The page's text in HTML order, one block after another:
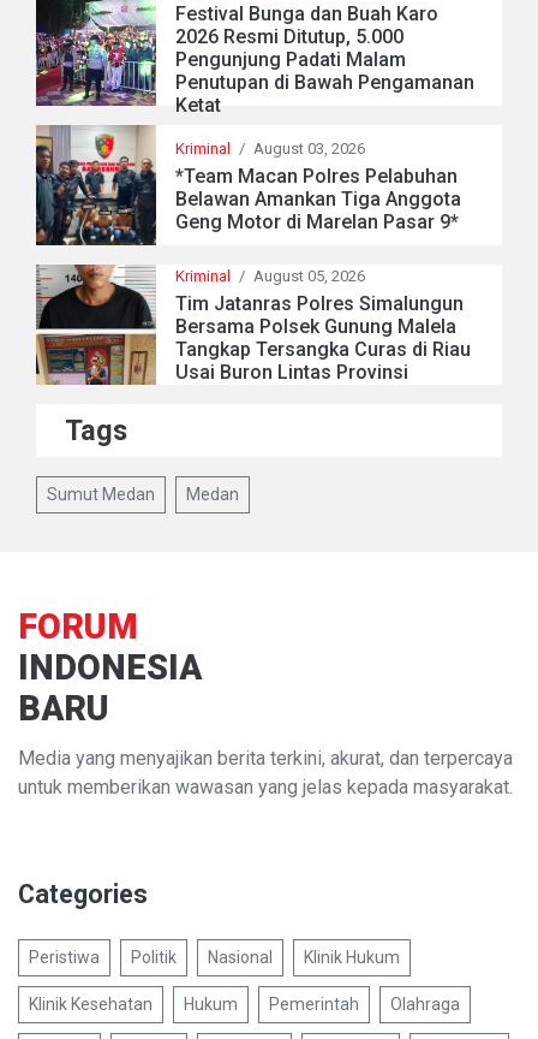
Festival Bunga dan Buah Karo
2026 Resmi Ditutup, 5.000
Pengunjung Padati Malam
Penutupan di Bawah Pengamanan
Ketat
Kriminal / August 03, 2026
*Team Macan Polres Pelabuhan
Belawan Amankan Tiga Anggota
Geng Motor di Marelan Pasar 9*
Kriminal / August 05, 2026
Tim Jatanras Polres Simalungun
Bersama Polsek Gunung Malela
Tangkap Tersangka Curas di Riau
Usai Buron Lintas Provinsi
Tags
Sumut Medan Medan
FORUM
INDONESIA
BARU
Media yang menyajikan berita terkini, akurat, dan terpercaya
untuk memberikan wawasan yang jelas kepada masyarakat.
Categories
Peristiwa Politik Nasional Klinik Hukum
Klinik Kesehatan Hukum Pemerintah Olahraga